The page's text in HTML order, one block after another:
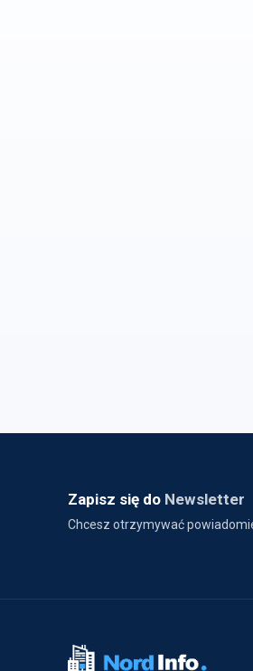
Zapisz się do Newsletter
Chcesz otrzymywać